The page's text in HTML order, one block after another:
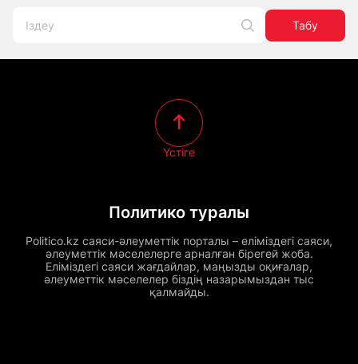
Табу
Политико туралы
Politico.kz саяси-әлеуметтік порталы – еліміздегі саяси,
әлеуметтік мәселелерге арналған бірегей жоба.
Еліміздегі саяси жағдайлар, маңызды оқиғалар,
әлеуметтік мәселелер біздің назарымыздан тыс
қалмайды.
Үстіге